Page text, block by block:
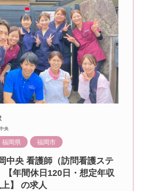
央
福岡県 福岡市
中央 看護師（訪問看護ステ
【年間休日120日・想定年収
】 の求人